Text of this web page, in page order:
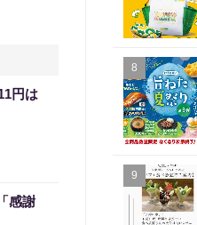
円は
感謝
8
9